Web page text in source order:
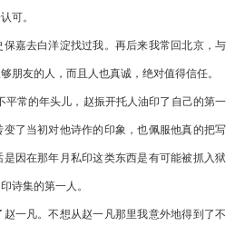
可。
嘉去白洋淀找过我。再后来我常回北京，与
朋友的人，而且人也真诚，绝对值得信任。
常的年头儿，赵振开托人油印了自己的第一
了当初对他诗作的印象，也佩服他真的把写
因在那年月私印这类东西是有可能被抓入狱
诗集的第一人。
凡。不想从赵一凡那里我意外地得到了不